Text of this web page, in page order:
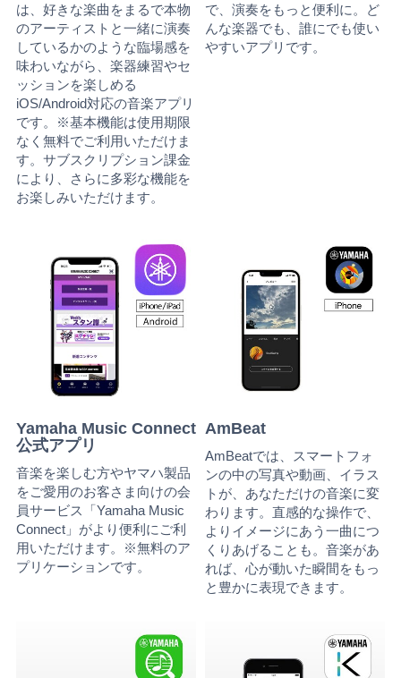
は、好きな楽曲をまるで本物
のアーティストと一緒に演奏
しているかのような臨場感を
味わいながら、楽器練習やセ
ッションを楽しめる
iOS/Android対応の音楽アプリ
です。※基本機能は使用期限
なく無料でご利用いただけま
す。サブスクリプション課金
により、さらに多彩な機能を
お楽しみいただけます。
で、演奏をもっと便利に。ど
んな楽器でも、誰にでも使い
やすいアプリです。
Yamaha Music Connect
公式アプリ
音楽を楽しむ方やヤマハ製品
をご愛用のお客さま向けの会
員サービス「Yamaha Music
Connect」がより便利にご利
用いただけます。※無料のア
プリケーションです。
AmBeat
AmBeatでは、スマートフォ
ンの中の写真や動画、イラス
トが、あなただけの音楽に変
わります。直感的な操作で、
よりイメージにあう一曲につ
くりあげることも。音楽があ
れば、心が動いた瞬間をもっ
と豊かに表現できます。